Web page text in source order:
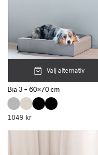
Välj alternativ
Bia 3 – 60×70 cm
1049 kr